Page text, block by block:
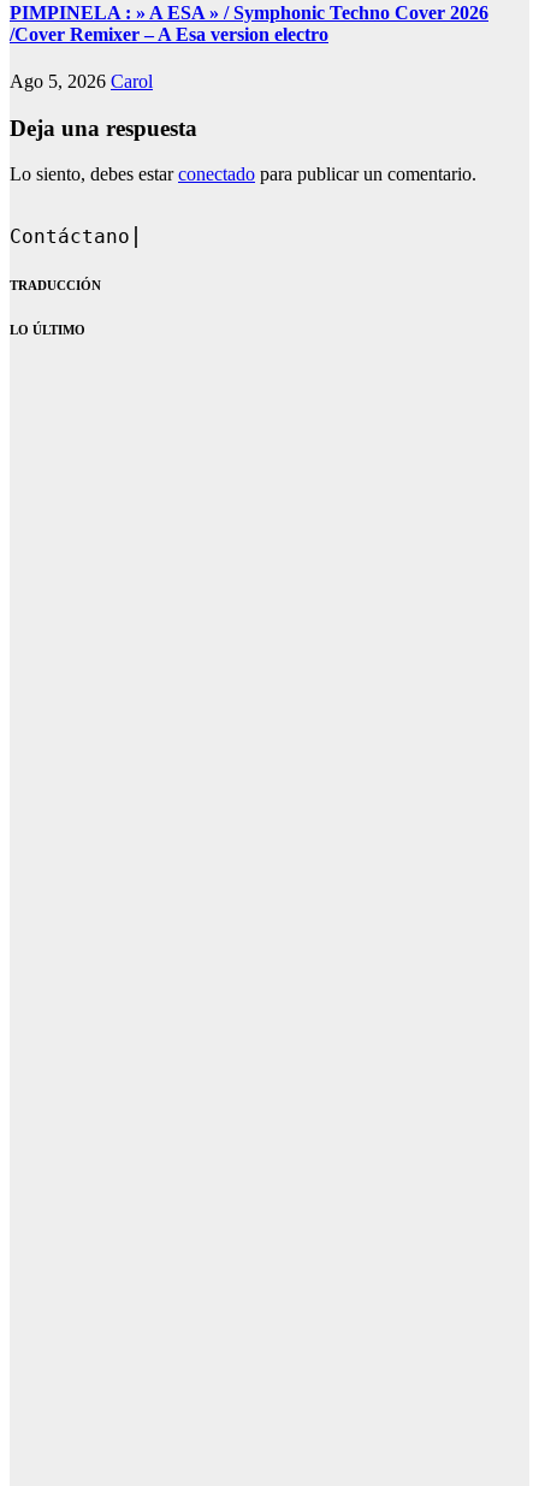
PIMPINELA : » A ESA » / Symphonic Techno Cover 2026
/Cover Remixer – A Esa version electro
Ago 5, 2026 Carol
Deja una respuesta
Lo siento, debes estarconectado para publicar un comentario.
Contáctanos en: dandoque
TRADUCCIÓN
LO ÚLTIMO